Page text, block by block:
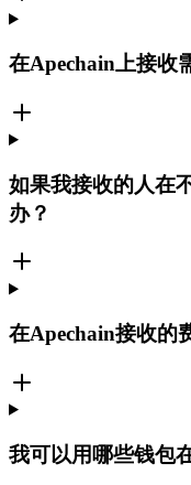
在Apechain上接收
如果我接收的人在
办？
在Apechain接收的
我可以用哪些钱包